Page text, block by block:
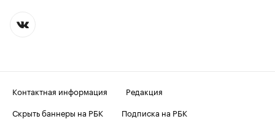
Контактная информация
Редакция
Скрыть баннеры на РБК
Подписка на РБК